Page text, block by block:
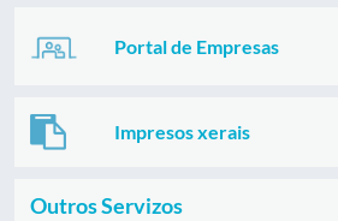
Portal de Empresas
Impresos xerais
Outros Servizos